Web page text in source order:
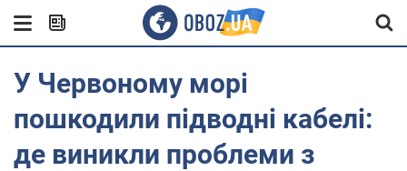
У Червоному морі
пошкодили підводні кабелі:
де виникли проблеми з